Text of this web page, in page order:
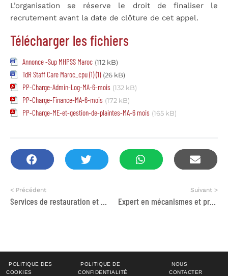
L’organisation se réserve le droit de finaliser le
recrutement avant la date de clôture de cet appel.
Télécharger les fichiers
Annonce -Sup MHPSS Maroc (112 kB)
TdR Staff Care Maroc_cpu (1) (1) (26 kB)
PP-Charge-Admin-Log-MA-6-mois (132 kB)
PP-Charge-Finance-MA-6-mois (172 kB)
PP-Charge-ME-et-gestion-de-plaintes-MA-6 mois (165 kB)
< Précédent Suivant >
Expert en mécanismes et processus institutionnels des droits de l’homme
POLITIQUE DES
COOKIES
POLITIQUE DE
CONFIDENTIALITÉ
NOUS
CONTACTER